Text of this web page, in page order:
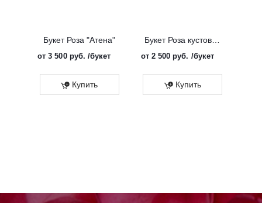
Букет Роза "Атена"
от3 500 руб. /букет
Купить
Букет Роза кустовая "Солинеро"
от 2 500 руб. /букет
Купить